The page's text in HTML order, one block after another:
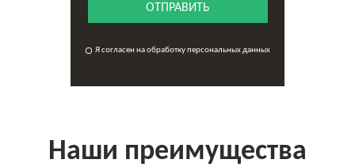
ОТПРАВИТЬ
Я согласен на обработку персональных данных
Наши преимущества